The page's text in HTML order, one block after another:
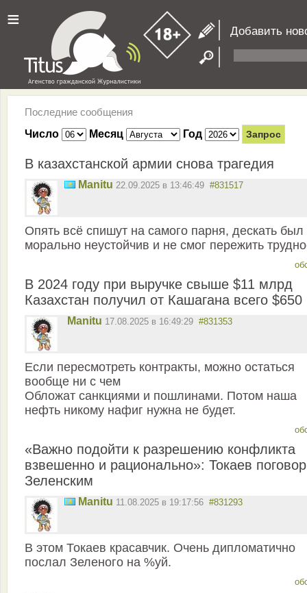
≡ Добавить
Последние сообщения
Число
Месяц Год
В казахстанской армии снова трагедия
Manitu 22.09.2025 в 13:46:49 #831517
Опять всё спишут на самого парня, дескать был
морально неустойчив и не смог пережить
В 2024 году при выручке свыше $11 млрд
Казахстан получил от Кашагана всего
Manitu 17.08.2025 в 16:49:29 #831353
Если пересмотреть контракты, можно остаться
вообще ни с чем
Обложат санкциями и пошлинами. Потом наша
нефть никому нафиг нужна не будет.
«Важно подойти к разрешению конфликта
взвешенно и рационально»: Токаев
Зеленским
Manitu 11.08.2025 в 19:17:56 #831293
В этом Токаев красавчик. Очень дипломатично
послал Зеленого на %уй.